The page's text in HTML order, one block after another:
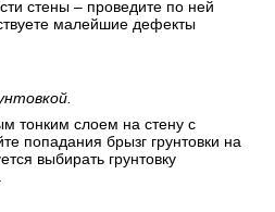
стены – проведите по ней
малейшие дефекты
тонким слоем на стену с
попадания брызг грунтовки на
выбирать грунтовку